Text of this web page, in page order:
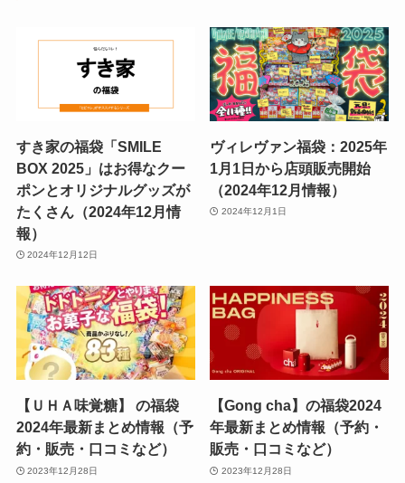
すき家の福袋「SMILE
BOX 2025」はお得なクー
ポンとオリジナルグッズが
たくさん（2024年12月情
報）
2024年12月12日
ヴィレヴァン福袋：2025年
1月1日から店頭販売開始
（2024年12月情報）
2024年12月1日
【ＵＨＡ味覚糖】 の福袋
2024年最新まとめ情報（予
約・販売・口コミなど）
2023年12月28日
【Gong cha】の福袋2024
年最新まとめ情報（予約・
販売・口コミなど）
2023年12月28日